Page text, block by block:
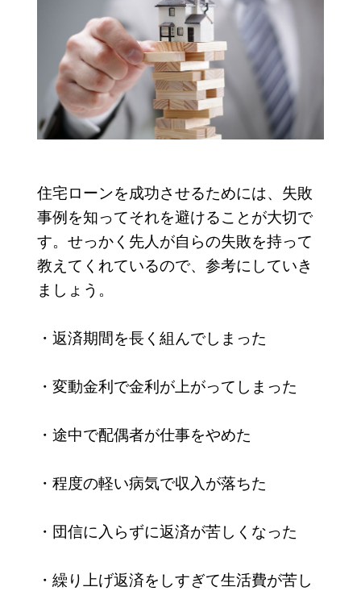
住宅ローンを成功させるためには、失敗
事例を知ってそれを避けることが大切で
す。せっかく先人が自らの失敗を持って
教えてくれているので、参考にしていき
ましょう。
・返済期間を長く組んでしまった
・変動金利で金利が上がってしまった
・途中で配偶者が仕事をやめた
・程度の軽い病気で収入が落ちた
・団信に入らずに返済が苦しくなった
・繰り上げ返済をしすぎて生活費が苦し